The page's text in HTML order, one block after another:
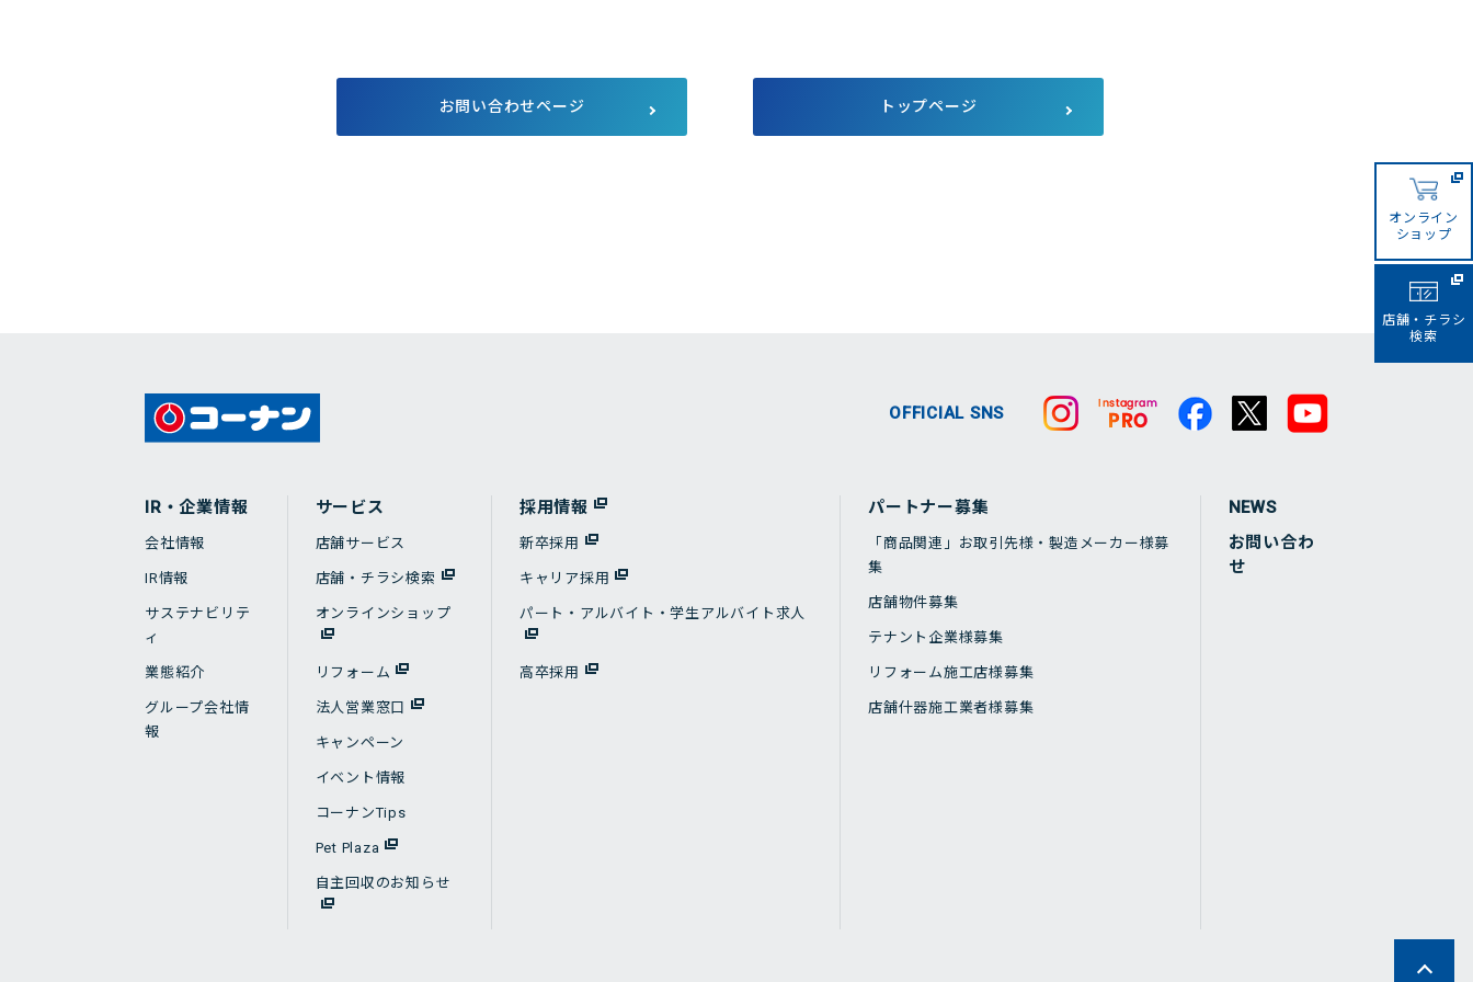
電子公告
個人投資家向け説明会
メディア等における当社のサス
コーナンTips Pet Plaza
お問い合わせページ トップページ
オンライン
ショップ
店舗・チラシ
検索
OFFICIAL SNS
IR・企業情報
会社情報
IR情報
サステナビリテ
ィ
業態紹介
グループ会社情
報
サービス
店舗サービス
店舗・チラシ検索
オンラインショップ
リフォーム
法人営業窓口
キャンペーン
イベント情報
コーナンTips
Pet Plaza
自主回収のお知らせ
採用情報
新卒採用
キャリア採用
パート・アルバイト・学生アルバイト求人
高卒採用
パートナー募集
「商品関連」お取引先様・製造メーカー様募
集
店舗物件募集
テナント企業様募集
リフォーム施工店様募集
店舗什器施工業者様募集
NEWS
お問い合わ
せ